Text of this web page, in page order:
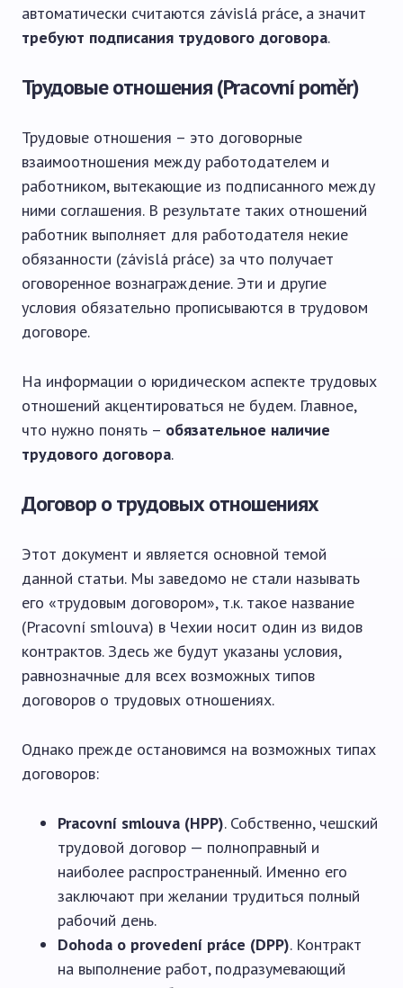
автоматически считаются závislá práce, а значит
требуют подписания трудового договора.
Трудовые отношения (Pracovní poměr)
Трудовые отношения – это договорные
взаимоотношения между работодателем и
работником, вытекающие из подписанного между
ними соглашения. В результате таких отношений
работник выполняет для работодателя некие
обязанности (závislá práce) за что получает
оговоренное вознаграждение. Эти и другие
условия обязательно прописываются в трудовом
договоре.
На информации о юридическом аспекте трудовых
отношений акцентироваться не будем. Главное,
что нужно понять – обязательное наличие
трудового договора.
Договор о трудовых отношениях
Этот документ и является основной темой
данной статьи. Мы заведомо не стали называть
его «трудовым договором», т.к. такое название
(Pracovní smlouva) в Чехии носит один из видов
контрактов. Здесь же будут указаны условия,
равнозначные для всех возможных типов
договоров о трудовых отношениях.
Однако прежде остановимся на возможных типах
договоров:
Pracovní smlouva (HPP). Собственно, чешский
трудовой договор — полноправный и
наиболее распространенный. Именно его
заключают при желании трудиться полный
рабочий день.
Dohoda o provedení práce (DPP). Контракт
на выполнение работ, подразумевающий